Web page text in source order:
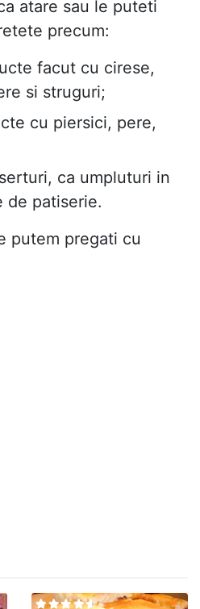
atare sau le puteti
precum:
facut cu cirese,
si struguri;
cu piersici, pere,
ca umpluturi in
de patiserie.
putem pregati cu